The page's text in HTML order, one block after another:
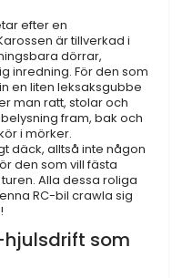
efter en
är tillverkad i
dörrar,
inredning. För den som
en liten leksaksgubbe
man ratt, stolar och
fram, bak och
i mörker.
däck, alltså inte någon
den som vill fästa
Alla dessa roliga
RC-bil crawla sig
som